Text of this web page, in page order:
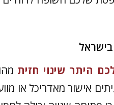
היתר שינוי חזית
אישור מאדריכל או